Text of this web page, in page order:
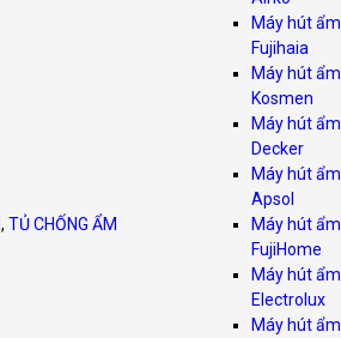
, TỦ CHỐNG ẨM
Máy hút ẩm
Fujihaia
Máy hút ẩm
Kosmen
Máy hút ẩm
Decker
Máy hút ẩm
Apsol
Máy hút ẩm
FujiHome
Máy hút ẩm
Electrolux
Máy hút ẩm